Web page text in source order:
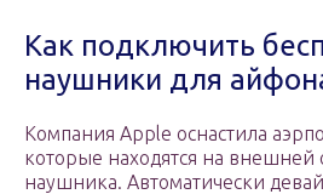
Как подключить
наушники для
Компания Apple оснастила
которые находятся на внешней
наушника. Автоматически